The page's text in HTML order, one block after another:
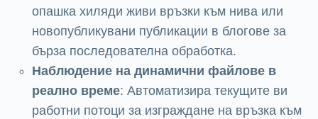
опашка хиляди живи връзки към нива или
новопубликувани публикации в блогове за
бърза последователна обработка.
Наблюдение на динамични файлове в
реално време: Автоматизира текущите ви
работни потоци за изграждане на връзка към